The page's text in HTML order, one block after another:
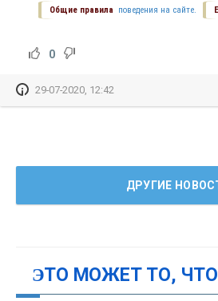
Общие правила поведения на сайте.
0
29-07-2020, 12:42
ДРУГИЕ
ЭТО МОЖЕТ ТО,